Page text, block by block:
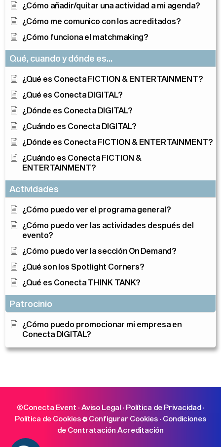
¿Cómo añadir/quitar una actividad a mi agenda?
¿Cómo me comunico con los acreditados?
¿Cómo funciona el matchmaking?
Qué, cuando y dónde es...
¿Qué es Conecta FICTION & ENTERTAINMENT?
¿Qué es Conecta DIGITAL?
¿Dónde es Conecta DIGITAL?
¿Cuándo es Conecta DIGITAL?
¿Dónde es Conecta FICTION & ENTERTAINMENT?
¿Cuándo es Conecta FICTION &
ENTERTAINMENT?
Actividades
¿Cómo puedo ver el programa general?
¿Cómo puedo ver las actividades después del
evento?
¿Cómo puedo ver la sección On Demand?
¿Qué son los Spotlight Corners?
¿Qué es Conecta THINK TANK?
Patrocinio
¿Cómo puedo promocionar mi empresa en
Conecta DIGITAL?
©Conecta Event · Aviso Legal· Política de Privacidad·
Política de Cookies
Configurar Cookies · Condiciones
de Contratación Acreditación